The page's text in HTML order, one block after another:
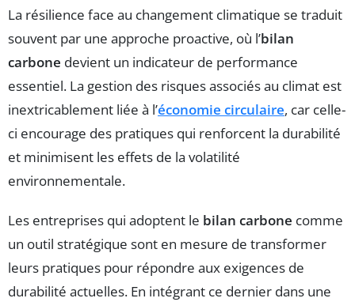
La résilience face au changement climatique se traduit
souvent par une approche proactive, où l’bilan
carbone devient un indicateur de performance
essentiel. La gestion des risques associés au climat est
inextricablement liée à l’économie circulaire, car celle-
ci encourage des pratiques qui renforcent la durabilité
et minimisent les effets de la volatilité
environnementale.
Les entreprises qui adoptent le bilan carbone comme
un outil stratégique sont en mesure de transformer
leurs pratiques pour répondre aux exigences de
durabilité actuelles. En intégrant ce dernier dans une